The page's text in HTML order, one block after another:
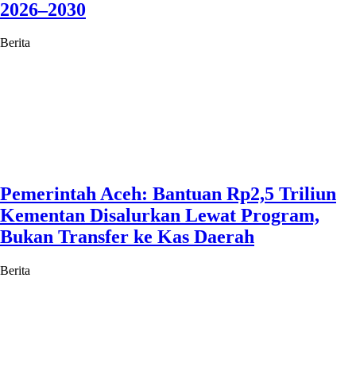
2026–2030
Berita
Pemerintah Aceh: Bantuan Rp2,5 Triliun
Kementan Disalurkan Lewat Program,
Bukan Transfer ke Kas Daerah
Berita